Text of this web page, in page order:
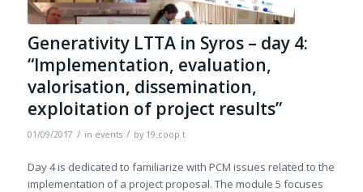
Generativity LTTA in Syros – day 4:
“Implementation, evaluation,
valorisation, dissemination,
exploitation of project results”
01/09/2017 / in events / by 19.coop t
Day 4 is dedicated to familiarize with PCM issues related to the
implementation of a project proposal. The module 5 focuses